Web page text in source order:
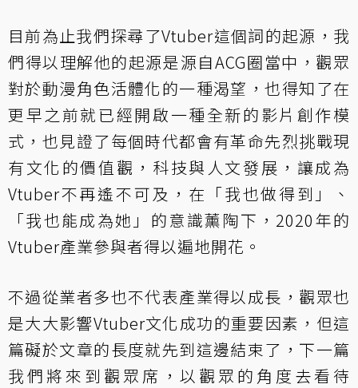
目前為止我們探尋了Vtuber這個詞的起源，我
們得以理解他的起源是源自ACG圈當中，觀眾
對於動漫角色活體化的一種渴望，也得知了在
更早之前就已經開啟一種全新的影片創作模
式，也見證了每個時代都會有革命先烈挑戰現
有文化的價值觀，科技與人文發展，讓成為
Vtuber不再遙不可及，在「我也做得到」、
「我也能成為她」的意識薰陶下，2020年的
Vtuber產業參與者得以遍地開花。
不過從業者多也不代表產業得以成長，觀眾也
是大大影響Vtuber文化成功的重要因素，但這
篇礙於文章的長度就先到這邊結束了， 下一篇
我們將來到觀眾席，以觀眾的角度去看待